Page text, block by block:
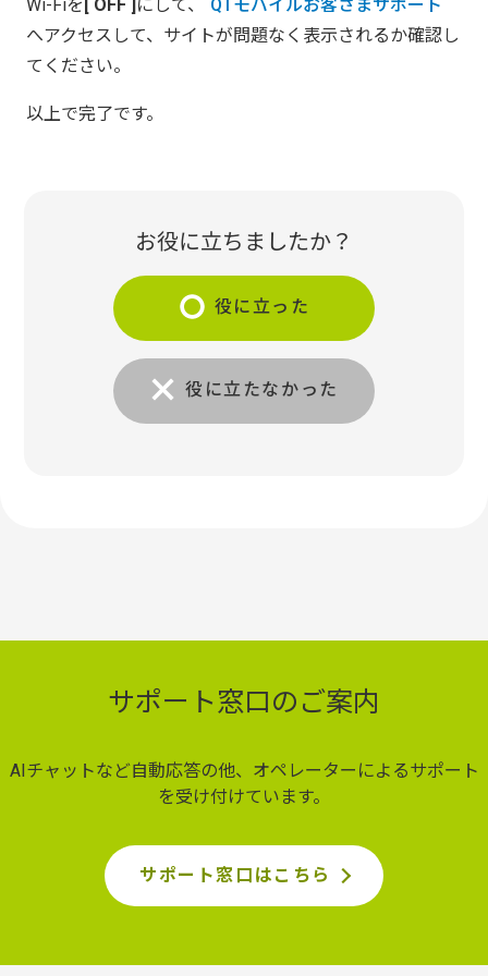
Wi-Fiを OFF にして、
QTモバイルお客さまサポート
へアクセスして、サイトが問題なく表示されるか確認し
てください。
以上で完了です。
お役に立ちましたか？
役に立った
役に立たなかった
サポート窓口のご案内
AIチャットなど自動応答の他、オペレーターによるサポート
を受け付けています。
サポート窓口はこちら